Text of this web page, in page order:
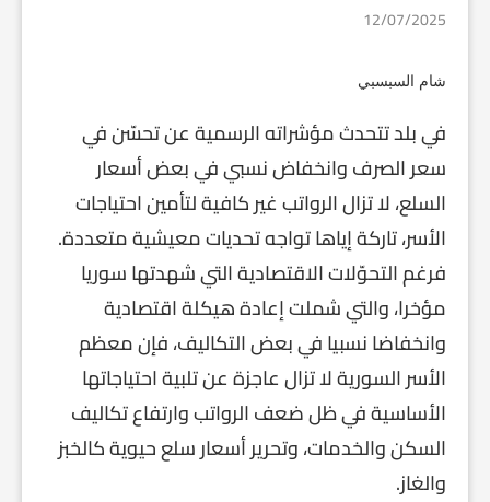
12/07/2025
شام السبسبي
في بلد تتحدث مؤشراته الرسمية عن تحسّن في
سعر الصرف وانخفاض نسبي في بعض أسعار
السلع، لا تزال الرواتب غير كافية لتأمين احتياجات
الأسر، تاركة إياها تواجه تحديات معيشية متعددة.
فرغم التحوّلات الاقتصادية التي شهدتها سوريا
مؤخرا، والتي شملت إعادة هيكلة اقتصادية
وانخفاضا نسبيا في بعض التكاليف، فإن معظم
الأسر السورية لا تزال عاجزة عن تلبية احتياجاتها
الأساسية في ظل ضعف الرواتب وارتفاع تكاليف
السكن والخدمات، وتحرير أسعار سلع حيوية كالخبز
والغاز.